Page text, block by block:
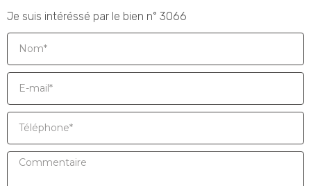
Je suis intéréssé par le bien n° 3066